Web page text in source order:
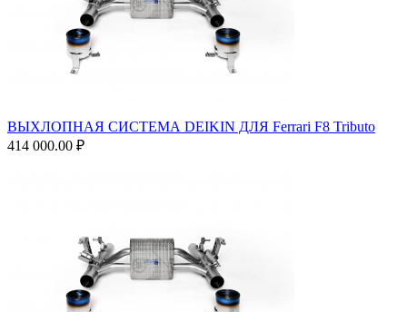
ВЫХЛОПНАЯ СИСТЕМА DEIKIN ДЛЯ Ferrari F8 Tributo
414 000.00 ₽